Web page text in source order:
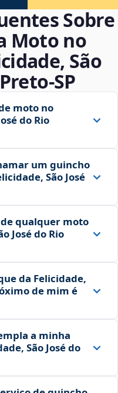
Sobre
Moto no
São
moto no
do Rio
um guincho
São José
qualquer moto
José do Rio
da Felicidade,
de mim é
a minha
São José do